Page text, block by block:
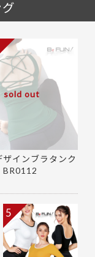
sold out
ザインブラタンク
5